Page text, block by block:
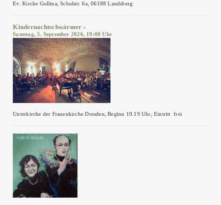
Ev. Kirche Gollma, Schulstr. 6a, 06188 Landsberg
Kindernachtschwärmer
Samstag, 5. September 2026, 19:00 Uhr
Unterkirche der Frauenkirche Dresden, Beginn 19.19 Uhr, Eintritt frei